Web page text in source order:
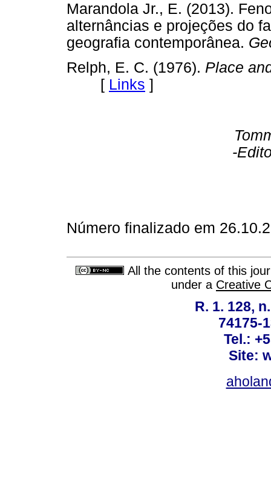
Marandola Jr., E. (2013).
alternâncias e projeções do
geografia contemporânea.
Relph, E. C. (1976). Place
[ Links ]
-
Número finalizado em
All the contents of this
under a Creative
R. 1. 128,
74175-
Tel.:
Site: